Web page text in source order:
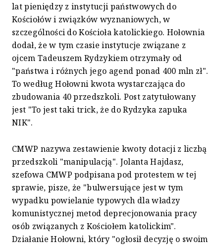
lat pieniędzy z instytucji państwowych do
Kościołów i związków wyznaniowych, w
szczególności do Kościoła katolickiego. Hołownia
dodał, że w tym czasie instytucje związane z
ojcem Tadeuszem Rydzykiem otrzymały od
"państwa i różnych jego agend ponad 400 mln zł".
To według Hołowni kwota wystarczająca do
zbudowania 40 przedszkoli. Post zatytułowany
jest "To jest taki trick, że do Rydzyka zapuka
NIK".
CMWP nazywa zestawienie kwoty dotacji z liczbą
przedszkoli "manipulacją". Jolanta Hajdasz,
szefowa CMWP podpisana pod protestem w tej
sprawie, pisze, że "bulwersujące jest w tym
wypadku powielanie typowych dla władzy
komunistycznej metod deprecjonowania pracy
osób związanych z Kościołem katolickim".
Działanie Hołowni, który "ogłosił decyzję o swoim